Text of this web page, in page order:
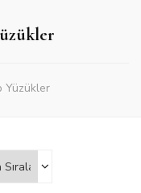
–
Yüzükler